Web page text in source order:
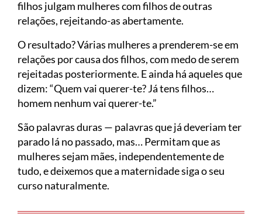
filhos julgam mulheres com filhos de outras
relações, rejeitando-as abertamente.
O resultado? Várias mulheres a prenderem-se em
relações por causa dos filhos, com medo de serem
rejeitadas posteriormente. E ainda há aqueles que
dizem: “Quem vai querer-te? Já tens filhos…
homem nenhum vai querer-te.”
São palavras duras — palavras que já deveriam ter
parado lá no passado, mas… Permitam que as
mulheres sejam mães, independentemente de
tudo, e deixemos que a maternidade siga o seu
curso naturalmente.